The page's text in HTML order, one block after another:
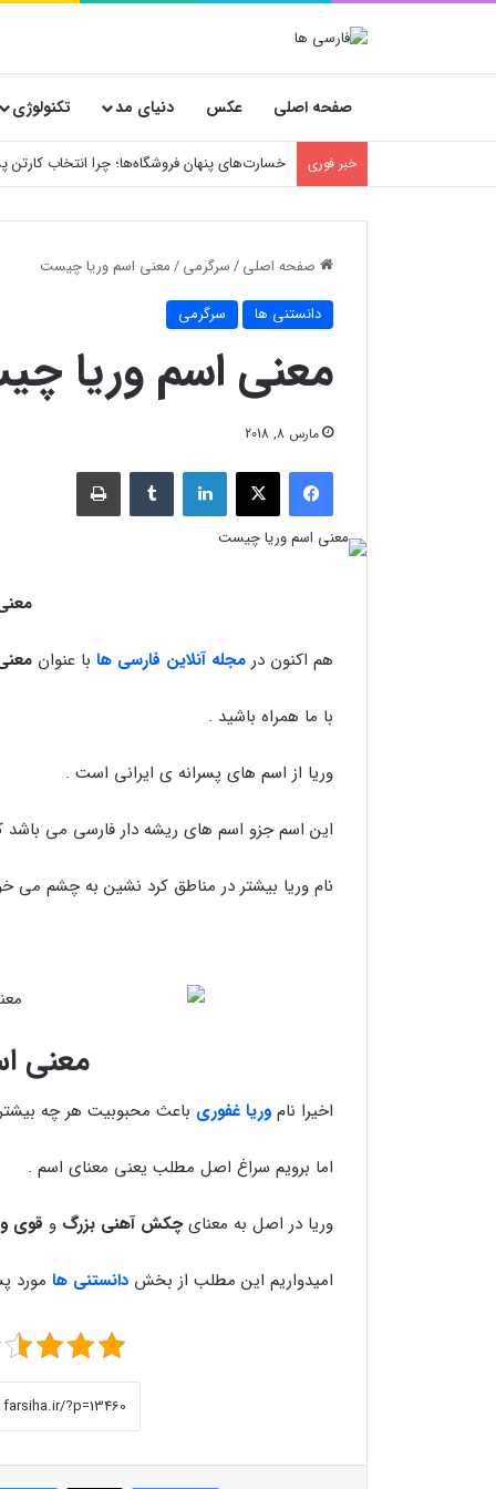
صفحه اصلی عکس دنیای مد تکنولوژی
خبر فوری خسارت‌های پنهان فروشگاه‌ها؛ چرا انتخاب
صفحه اصلی/ سرگرمی/ معنی اسم وریا چیست
دانستنی ها سرگرمی
معنی اسم وریا
مارس 8, 2018
فیسبوک X لینکدین ‫تامبلر چاپ
هم اکنون در مجله آنلاین فارسی هابا عنوان
با ما همراه باشید .
وریا از اسم های پسرانه ی ایرانی است .
این اسم جزو اسم های ریشه دار فارسی می باشد
نام وریا بیشتر در مناطق کرد نشین به چشم می
معنی
اخیرا نام وریا غفوری باعث محبوبیت هر چه
اما برویم سراغ اصل مطلب یعنی معنای اسم .
وریا در اصل به معنایچکش آهنی بزرگ و قوی
امیدواریم این مطلب از بخش دانستنی هامورد